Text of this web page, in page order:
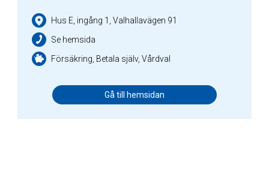
Hus E, ingång 1, Valhallavägen 91
Se hemsida
Försäkring, Betala själv, Vårdval
Gå till hemsidan